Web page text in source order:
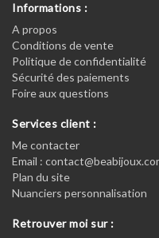
Informations :
A propos
Conditions de vente
Politique de confidentialité
Sécurité des paiements
Foire aux questions
Services client :
Me contacter
Email :
Plan du site
Nuanciers personnalisation
Retrouver moi sur :